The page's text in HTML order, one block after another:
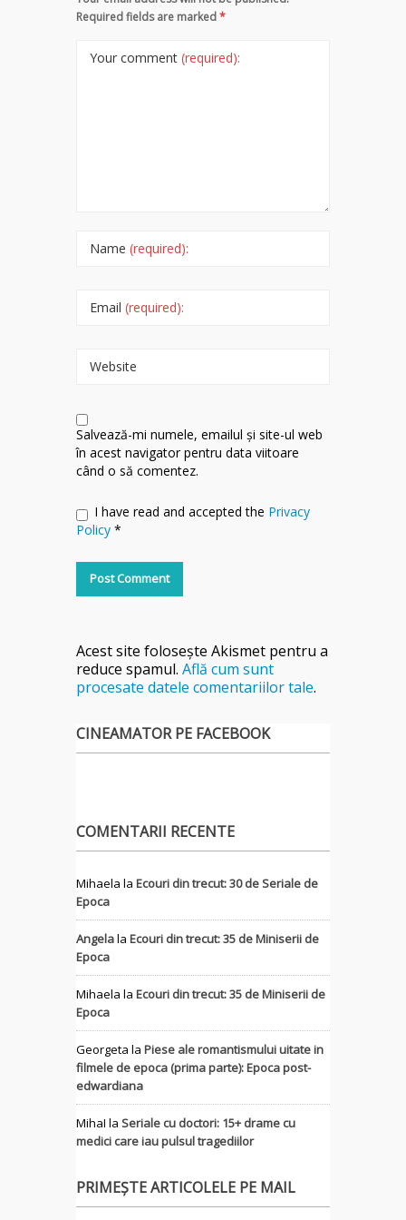
Required fields are marked*
Your comment (required):
Name (required):
Email (required):
Website
Salvează-mi numele, emailul și site-ul web
în acest navigator pentru data viitoare
când o să comentez.
I have read and accepted the Privacy
Policy *
Acest site folosește Akismet pentru a
reduce spamul. Află cum sunt
procesate datele comentariilor tale.
CINEAMATOR PE FACEBOOK
COMENTARII RECENTE
Mihaela la Ecouri din trecut: 30 de Seriale de
Epoca
Angelala Ecouri din trecut: 35 de Miniserii de
Epoca
Mihaela la Ecouri din trecut: 35 de Miniserii de
Epoca
Georgeta la Piese ale romantismului uitate in
filmele de epoca (prima parte): Epoca post-
edwardiana
MihaI la Seriale cu doctori: 15+ drame cu
medici care iau pulsul tragediilor
PRIMEȘTE ARTICOLELE PE MAIL